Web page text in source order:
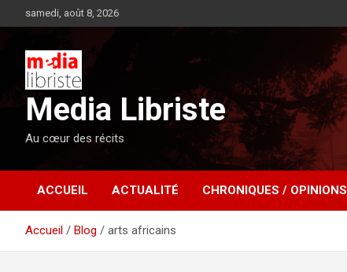
au
samedi, août 8, 2026
Media Libriste
Au cœur des récits
ACCUEIL ACTUALITÉ CHRONIQUES / OPINIONS
Accueil Blog arts africains